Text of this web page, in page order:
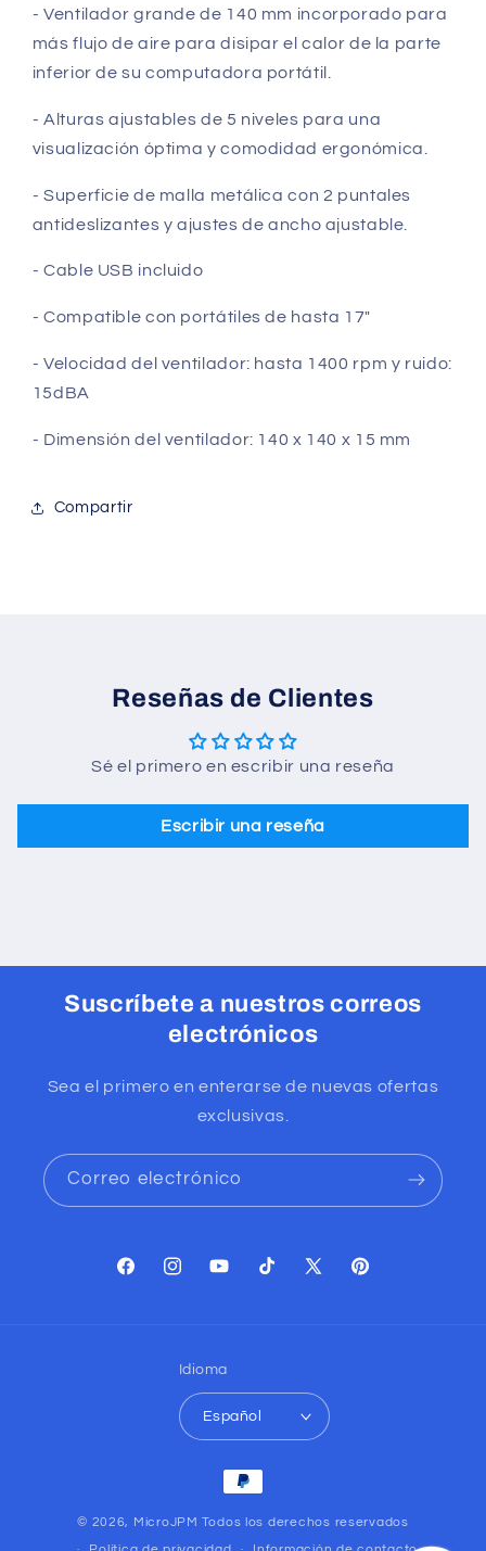
- Ventilador grande de 140 mm incorporado para
más flujo de aire para disipar el calor de la parte
inferior de su computadora portátil.
- Alturas ajustables de 5 niveles para una
visualización óptima y comodidad ergonómica.
- Superficie de malla metálica con 2 puntales
antideslizantes y ajustes de ancho ajustable.
- Cable USB incluido
- Compatible con portátiles de hasta 17"
- Velocidad del ventilador: hasta 1400 rpm y ruido:
15dBA
- Dimensión del ventilador: 140 x 140 x 15 mm
Compartir
Reseñas de Clientes
Sé el primero en escribir una reseña
Escribir una reseña
Suscríbete a nuestros correos
electrónicos
Sea el primero en enterarse de nuevas ofertas
exclusivas.
Correo electrónico
FacebookInstagramYouTubeTikTok
X
Pinterest
Idioma
Español
Formas
de
pago
© 2026, MicroJPM Todos los derechos reservados